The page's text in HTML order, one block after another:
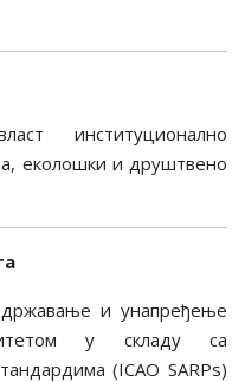
институционално
еколошки и друштвено
и унапређење
у складу са
(ICAO SARPs)